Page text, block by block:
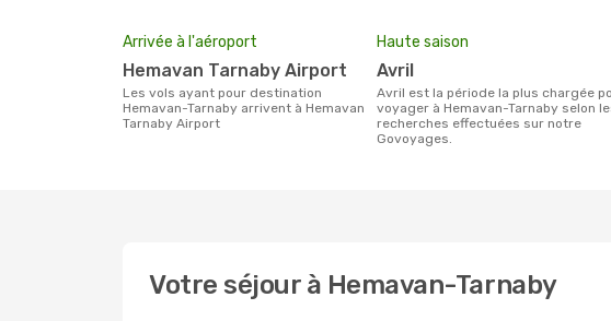
Arrivée à l'aéroport
Hemavan Tarnaby Airport
Les vols ayant pour destination
Hemavan-Tarnaby arrivent à Hemavan
Tarnaby Airport
Haute saison
avril
avril est la période la plus chargée pour
voyager à Hemavan-Tarnaby selon
recherches effectuées sur notre
Govoyages.
Votre séjour à Hemavan-Tarnaby